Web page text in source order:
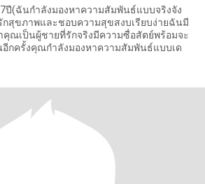
ปี(ฉันกำลังมองหาความสัมพันธ์แบบจริงจัง
สุขภาพและชอบความสุขสงบเรียบง่ายฉันมี
คุณเป็นผู้ชายที่รักจริงมีความซื่อสัตย์พร้อมจะ
กครั้งคุณกำลังมองหาความสัมพันธ์แบบเด